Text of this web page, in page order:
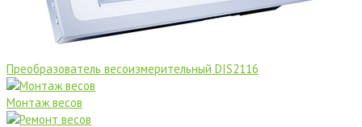
Преобразователь весоизмерительный DIS2116
Монтаж весов